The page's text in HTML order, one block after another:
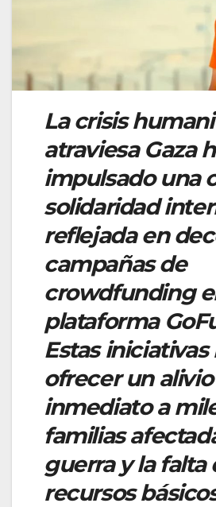
La crisis
atraviesa Gaza
impulsado una
solidaridad
reflejada en
campañas de
crowdfunding
plataforma
Estas
ofrecer un alivio
inmediato a
familias
guerra y la falta
recursos